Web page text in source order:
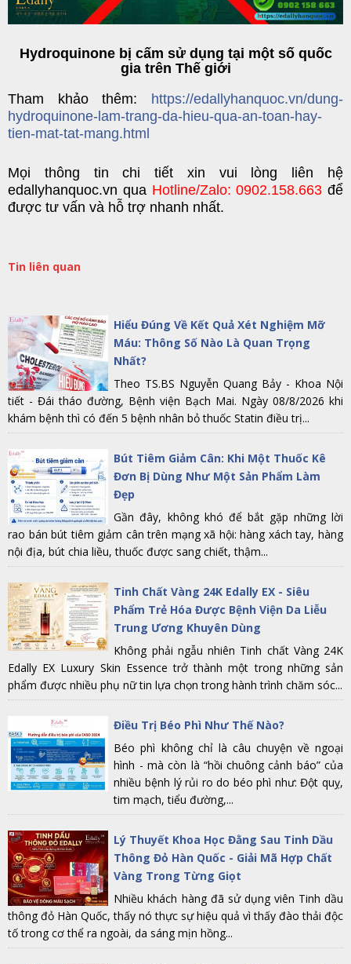
Hydroquinone bị cấm sử dụng tại một số quốc
gia trên Thế giới
Tham khảo thêm: https://edallyhanquoc.vn/dung-
hydroquinone-lam-trang-da-hieu-qua-an-toan-hay-
tien-mat-tat-mang.html
Mọi thông tin chi tiết xin vui lòng liên hệ
edallyhanquoc.vn qua Hotline/Zalo: 0902.158.663 để
được tư vấn và hỗ trợ nhanh nhất.
Tin liên quan
Hiểu Đúng Về Kết Quả Xét Nghiệm Mỡ
Máu: Thông Số Nào Là Quan Trọng
Nhất?
Theo TS.BS Nguyễn Quang Bảy - Khoa Nội
tiết - Đái tháo đường, Bệnh viện Bạch Mai. Ngày 08/8/2026 khi
khám bệnh thì có đến 5 bệnh nhân bỏ thuốc Statin điều trị...
Bút Tiêm Giảm Cân: Khi Một Thuốc Kê
Đơn Bị Dùng Như Một Sản Phẩm Làm
Đẹp
Gần đây, không khó để bắt gặp những lời
rao bán bút tiêm giảm cân trên mạng xã hội: hàng xách tay, hàng
nội địa, bút chia liều, thuốc được sang chiết, thậm...
Tinh Chất Vàng 24K Edally EX - Siêu
Phẩm Trẻ Hóa Được Bệnh Viện Da Liễu
Trung Ương Khuyên Dùng
Không phải ngẫu nhiên Tinh chất Vàng 24K
Edally EX Luxury Skin Essence trở thành một trong những sản
phẩm được nhiều phụ nữ tin lựa chọn trong hành trình chăm sóc...
Điều Trị Béo Phì Như Thế Nào?
Béo phì không chỉ là câu chuyện về ngoại
hình - mà còn là “hồi chuông cảnh báo” của
nhiều bệnh lý rủi ro do béo phì như: Đột quỵ,
tim mạch, tiểu đường,...
Lý Thuyết Khoa Học Đằng Sau Tinh Dầu
Thông Đỏ Hàn Quốc - Giải Mã Hợp Chất
Vàng Trong Từng Giọt
Nhiều khách hàng đã sử dụng viên Tinh dầu
thông đỏ Hàn Quốc, thấy nó thực sự hiệu quả vì thấy đào thải độc
tố trong cơ thể ra ngoài, da sáng mịn hồng...